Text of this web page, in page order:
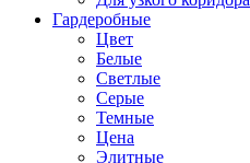
Гардеробные
Цвет
Белые
Светлые
Серые
Темные
Цена
Элитные